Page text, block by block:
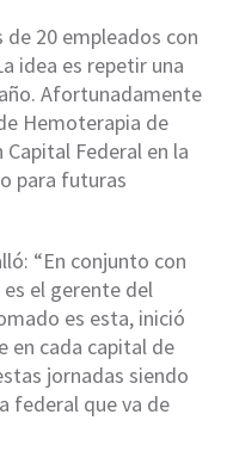
20 empleados con
idea es repetir una
Afortunadamente
Hemoterapia de
Federal en la
para futuras
“En conjunto con
es el gerente del
es esta, inició
en cada capital de
jornadas siendo
federal que va de